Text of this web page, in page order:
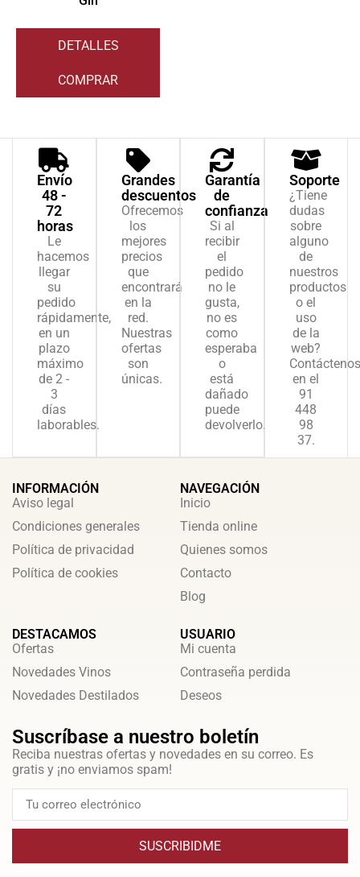
DETALLES
COMPRAR
Envío
48 -
72
horas
Le
hacemos
llegar
su
pedido
rápidamente,
en un
plazo
máximo
de 2 -
3
días
laborables.
Grandes
descuentos
Ofrecemos
los
mejores
precios
que
encontrará
en la
red.
Nuestras
ofertas
son
únicas.
Garantía
de
confianza
Si al
recibir
el
pedido
no le
gusta,
no es
como
esperaba
o
está
dañado
puede
devolverlo.
Soporte
¿Tiene
dudas
sobre
alguno
de
nuestros
productos
o el
uso
de la
web?
Contáctenos
en el
91
448
98
37.
INFORMACIÓN
Aviso legal
Condiciones generales
Política de privacidad
Política de cookies
NAVEGACIÓN
Inicio
Tienda online
Quienes somos
Contacto
Blog
DESTACAMOS
Ofertas
Novedades Vinos
Novedades Destilados
USUARIO
Mi cuenta
Contraseña perdida
Deseos
Suscríbase a nuestro boletín
Reciba nuestras ofertas y novedades en su correo. Es
gratis y ¡no enviamos spam!
SUSCRIBIDME